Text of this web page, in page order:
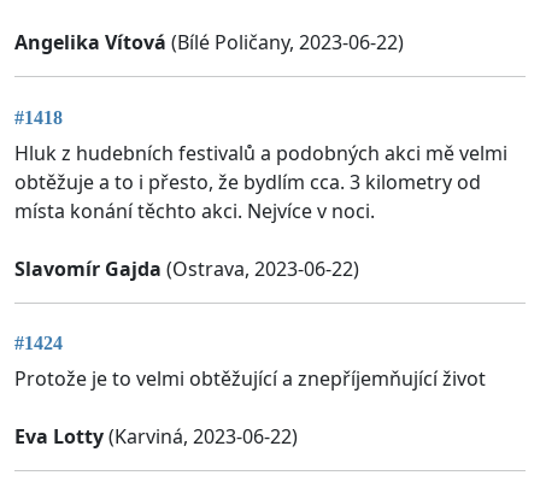
Angelika Vítová (Bílé Poličany, 2023-06-22)
#1418
Hluk z hudebních festivalů a podobných akci mě velmi
obtěžuje a to i přesto, že bydlím cca. 3 kilometry od
místa konání těchto akci. Nejvíce v noci.
Slavomír Gajda (Ostrava, 2023-06-22)
#1424
Protože je to velmi obtěžující a znepříjemňující život
Eva Lotty(Karviná, 2023-06-22)